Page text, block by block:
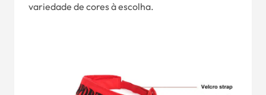
variedade de cores à escolha.